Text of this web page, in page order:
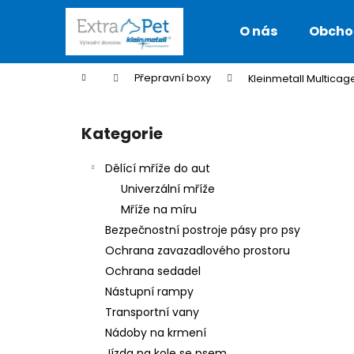
O nás
Domů Přepravní boxy Kleinmetall
Přeskočit
kategorie
Kategorie
Dělící mříže do aut
Univerzální mříže
Mříže na míru
Bezpečnostní postroje pásy pro psy
Ochrana zavazadlového prostoru
Ochrana sedadel
Nástupní rampy
Transportní vany
Nádoby na krmení
í
Zpět
do
Zpět
do
KLEINMETALL ROADMASTER DELUXE